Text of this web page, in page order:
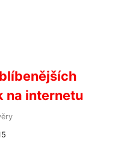
na internetu